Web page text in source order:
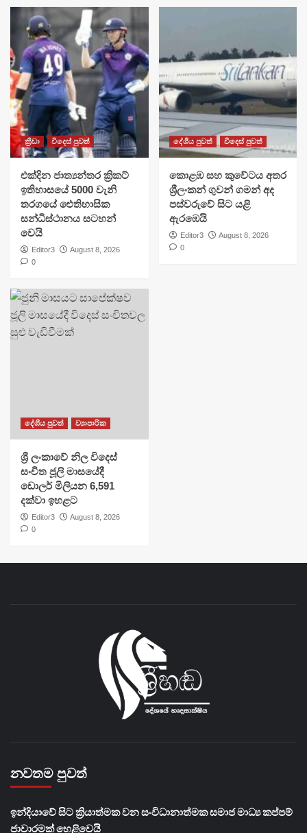
ක්‍රීඩා විදෙස් පුවත්
එක්දින ජාත්‍යන්තර ක්‍රිකට්
ඉතිහාසයේ 5000 වැනි
තරගයේ ඓතිහාසික
සන්ධිස්ථානය සටහන්
වෙයි
Editor3
August 8, 2026
0
දේශීය පුවත් විදෙස් පුවත්
​කොළඹ සහ කුවේටය අතර
ශ්‍රීලංකන් ගුවන් ගමන් අද
පස්වරුවේ සිට යළි
ඇරඹෙයි
Editor3
August 8, 2026
0
දේශීය පුවත් ව්‍යාපාරික
ශ්‍රී ලංකාවේ නිල විදෙස්
සංචිත ජූලි මාසයේදී
ඩොලර් මිලියන 6,591
දක්වා ඉහළට
Editor3
August 8, 2026
0
නවතම පුවත්
​ඉන්දියාවේ සිට ක්‍රියාත්මක වන සංවිධානාත්මක සමාජ මාධ්‍ය කප්පම්
ජාවාරමක් හෙළිවෙයි